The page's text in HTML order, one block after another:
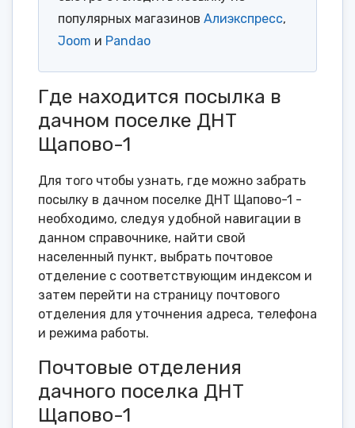
популярных магазинов Алиэкспресс,
Joom и Pandao
Где находится посылка в
дачном поселке ДНТ
Щапово-1
Для того чтобы узнать, где можно забрать
посылку в дачном поселке ДНТ Щапово-1 -
необходимо, следуя удобной навигации в
данном справочнике, найти свой
населенный пункт, выбрать почтовое
отделение с соответствующим индексом и
затем перейти на страницу почтового
отделения для уточнения адреса, телефона
и режима работы.
Почтовые отделения
дачного поселка ДНТ
Щапово-1